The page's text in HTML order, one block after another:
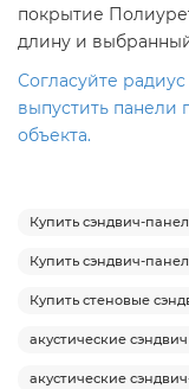
покрытие
длину и
Согласуйте
выпустить панели
объекта.
Купить сэндвич-
Купить сэндвич-
Купить стеновые
акустические
акустические